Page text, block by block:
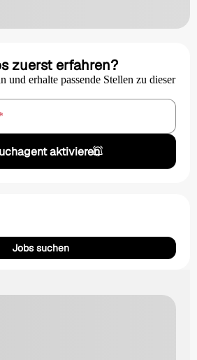
zuerst erfahren?
und erhalte passende Stellen zu dieser
aktivieren
Jobs suchen